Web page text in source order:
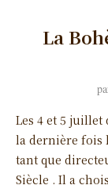
La
Les 4 et 5
la dernière fois
tant que
Siècle . Il a